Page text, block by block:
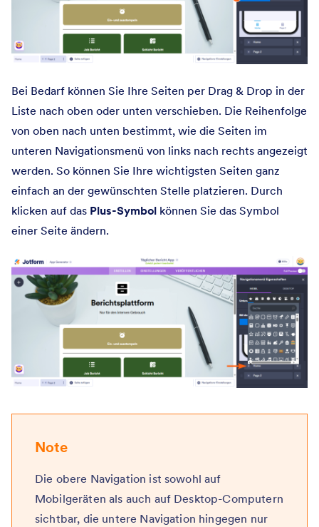
Bei Bedarf können Sie Ihre Seiten per Drag & Drop in der
Liste nach oben oder unten verschieben. Die Reihenfolge
von oben nach unten bestimmt, wie die Seiten im
unteren Navigationsmenü von links nach rechts angezeigt
werden. So können Sie Ihre wichtigsten Seiten ganz
einfach an der gewünschten Stelle platzieren. Durch
klicken auf das Plus-Symbol können Sie das Symbol
einer Seite ändern.
Note
Die obere Navigation ist sowohl auf
Mobilgeräten als auch auf Desktop-Computern
sichtbar, die untere Navigation hingegen nur